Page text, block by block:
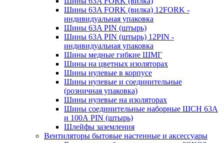
Шины 63A FORK (вилка) 12FORK -
индивидуальная упаковка
Шины 63A PIN (штырь)
Шины 63A PIN (штырь) 12PIN -
индивидуальная упаковка
Шины медные гибкие ШМГ
Шины на цветных изоляторах
Шины нулевые в корпусе
Шины нулевые и соединительные
(розничная упаковка)
Шины нулевые на изоляторах
Шины соединительные наборные ШСН 63A
и 100А PIN (штырь)
Шлейфы заземления
Вентиляторы бытовые настенные и аксессуары